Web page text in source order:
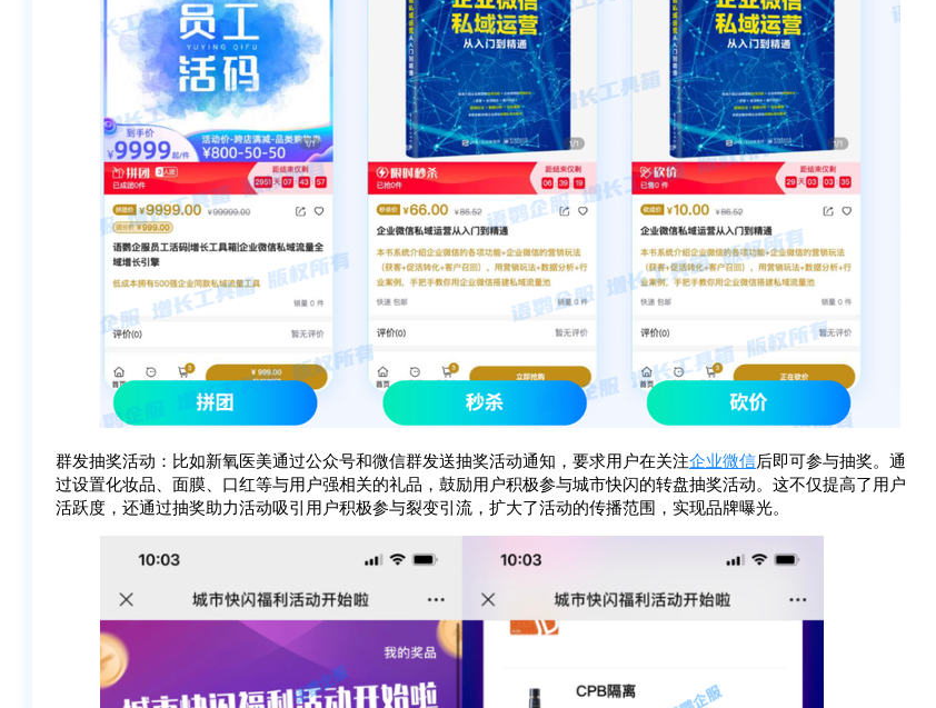
群发抽奖活动：比如新氧医美通过公众号和微信群发送抽奖活动通知，要求用户在关注企业微信后即可参与抽奖。通
过设置化妆品、面膜、口红等与用户强相关的礼品，鼓励用户积极参与城市快闪的转盘抽奖活动。这不仅提高了用户
活跃度，还通过抽奖助力活动吸引用户积极参与裂变引流，扩大了活动的传播范围，实现品牌曝光。